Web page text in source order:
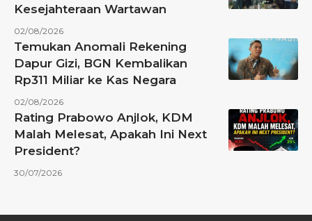
Kesejahteraan Wartawan
02/08/2026
Temukan Anomali Rekening
Dapur Gizi, BGN Kembalikan
Rp311 Miliar ke Kas Negara
02/08/2026
Rating Prabowo Anjlok, KDM
Malah Melesat, Apakah Ini Next
President?
30/07/2026